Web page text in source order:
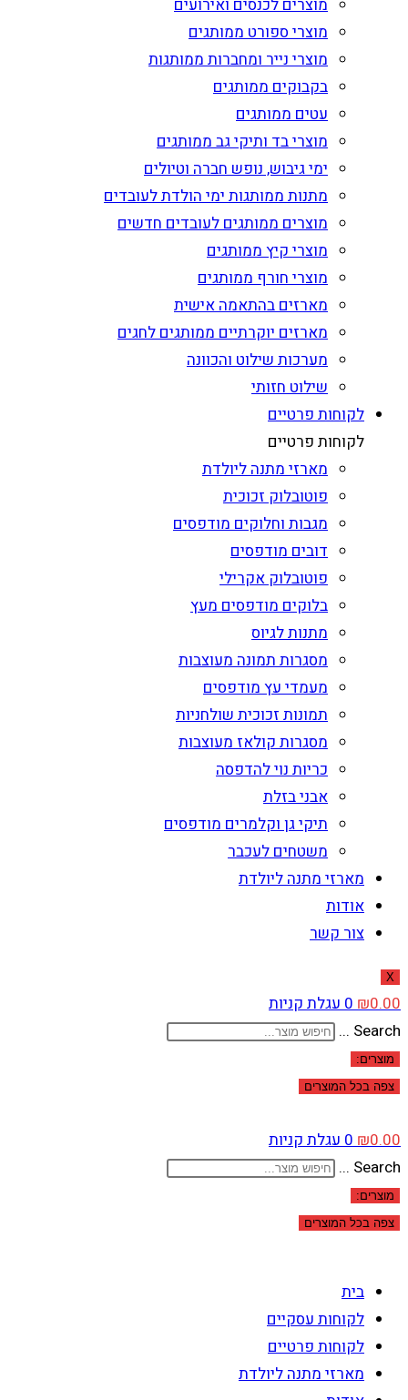
מוצרים לכנסים ואירועים
מוצרי ספורט ממותגים
מוצרי נייר ומחברות ממותגות
בקבוקים ממותגים
עטים ממותגים
מוצרי בד ותיקי גב ממותגים
ימי גיבוש, נופש חברה וטיולים
מתנות ממותגות ימי הולדת לעובדים
מוצרים ממותגים לעובדים חדשים
מוצרי קיץ ממותגים
מוצרי חורף ממותגים
מארזים בהתאמה אישית
מארזים יוקרתיים ממותגים לחגים
מערכות שילוט והכוונה
שילוט חזותי
לקוחות פרטיים
לקוחות פרטיים
מארזי מתנה ליולדת
פוטובלוק זכוכית
מגבות וחלוקים מודפסים
דובים מודפסים
פוטובלוק אקרילי
בלוקים מודפסים מעץ
מתנות לגיוס
מסגרות תמונה מעוצבות
מעמדי עץ מודפסים
תמונות זכוכית שולחניות
מסגרות קולאז מעוצבות
כריות נוי להדפסה
אבני בזלת
תיקי גן וקלמרים מודפסים
משטחים לעכבר
מארזי מתנה ליולדת
אודות
צור קשר
X
₪0.00
0עגלת קניות
Search ...
מוצרים:
צפה בכל המוצרים
₪0.00
0עגלת קניות
Search ...
מוצרים:
צפה בכל המוצרים
בית
לקוחות עסקיים
לקוחות פרטיים
מארזי מתנה ליולדת